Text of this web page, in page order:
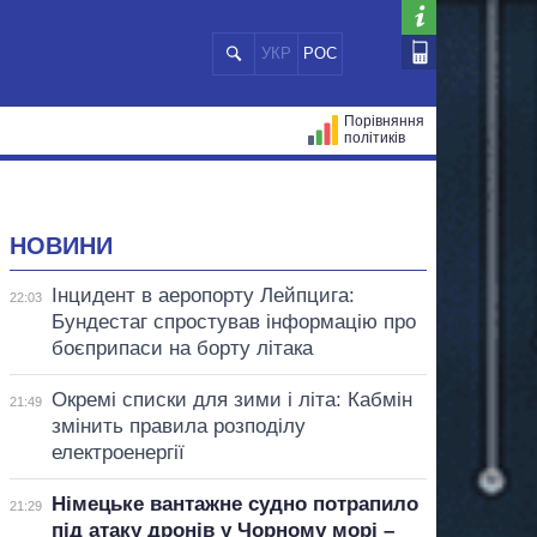
УКР РОС
Порівняння
політиків
НОВИНИ
22:03
Інцидент в аеропорту Лейпцига:
Бундестаг спростував інформацію про
боєприпаси на борту літака
21:49
Окремі списки для зими і літа: Кабмін
змінить правила розподілу
електроенергії
21:29
Німецьке вантажне судно потрапило
під атаку дронів у Чорному морі –